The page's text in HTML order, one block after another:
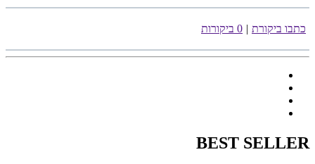
כתבו ביקורת | 0 ביקורות
BEST SELLER